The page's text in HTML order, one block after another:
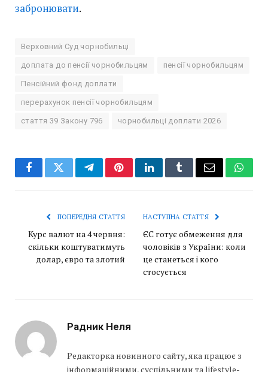
забронювати.
Верховний Суд чорнобильці
доплата до пенсії чорнобильцям пенсії чорнобильцям
Пенсійний фонд доплати
перерахунок пенсії чорнобильцям
стаття 39 Закону 796 чорнобильці доплати 2026
FacebookTwitterTelegramPinterestLinkedInTumblrEmail
ПОПЕРЕДНЯ СТАТТЯ
Курс валют на 4 червня:
скільки коштуватимуть
долар, євро та злотий
НАСТУПНА СТАТТЯ
ЄС готує обмеження для
чоловіків з України: коли
це станеться і кого
стосується
Радник Неля
Редакторка новинного сайту, яка працює з
інформаційними, суспільними та lifestyle-